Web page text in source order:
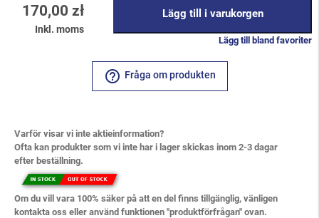
170,00 zł
Inkl. moms
Lägg till i varukorgen
Lägg till bland favoriter
help_outline Fråga om produkten
Varför visar vi inte aktieinformation?
Ofta kan produkter som vi inte har i lager skickas inom 2-3 dagar
efter beställning.
Om du vill vara 100% säker på att en del finns tillgänglig, vänligen
kontakta oss eller använd funktionen "produktförfrågan" ovan.